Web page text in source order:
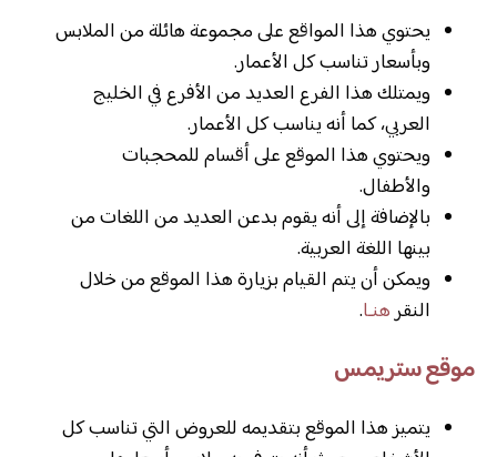
يحتوي هذا المواقع على مجموعة هائلة من الملابس
وبأسعار تناسب كل الأعمار.
ويمتلك هذا الفرع العديد من الأفرع في الخليج
العربي، كما أنه يناسب كل الأعمار.
ويحتوي هذا الموقع على أقسام للمحجبات
والأطفال.
بالإضافة إلى أنه يقوم بدعن العديد من اللغات من
بينها اللغة العربية.
ويمكن أن يتم القيام بزيارة هذا الموقع من خلال
النقرهنـا.
موقع ستريمس
يتميز هذا الموقع بتقديمه للعروض التي تناسب كل